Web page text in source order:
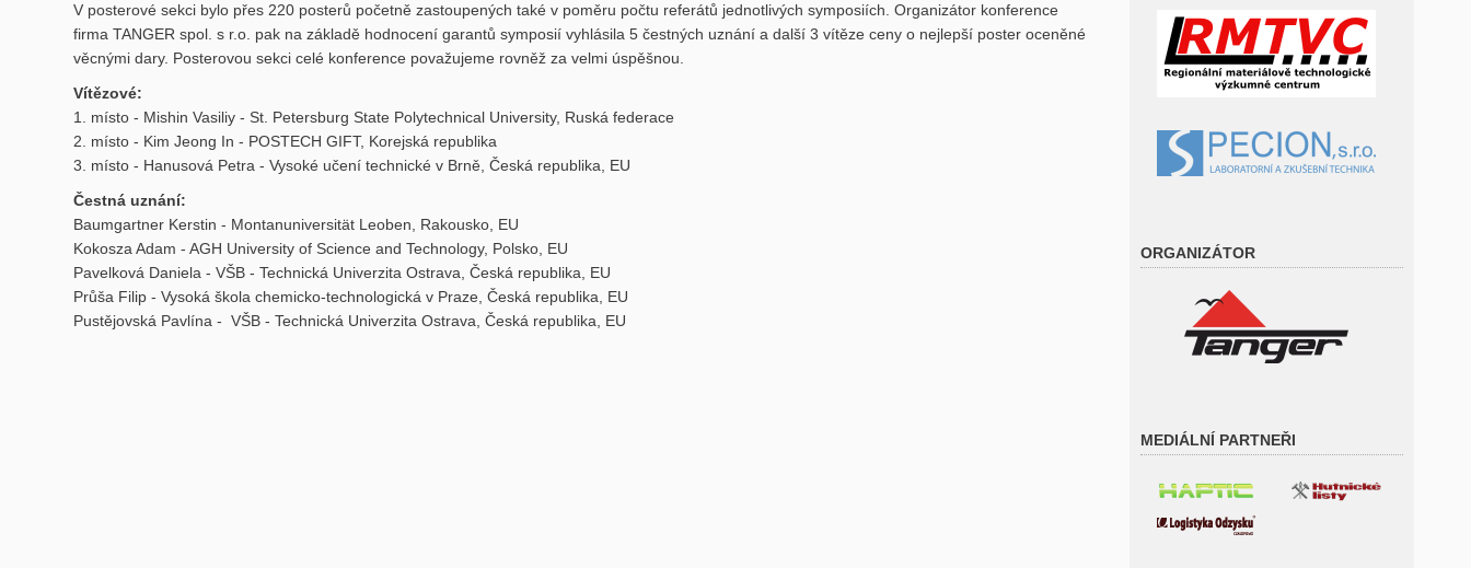
V posterové sekci bylo přes 220 posterů početně zastoupených také v poměru počtu referátů jednotlivých symposiích. Organizátor konference
firma TANGER spol. s r.o. pak na základě hodnocení garantů symposií vyhlásila 5 čestných uznání a další 3 vítěze ceny o nejlepší poster oceněné
věcnými dary. Posterovou sekci celé konference považujeme rovněž za velmi úspěšnou.
Vítězové:
1. místo - Mishin Vasiliy - St. Petersburg State Polytechnical University, Ruská federace
2. místo - Kim Jeong In - POSTECH GIFT, Korejská republika
3. místo - Hanusová Petra - Vysoké učení technické v Brně, Česká republika, EU
Čestná uznání:
Baumgartner Kerstin - Montanuniversität Leoben, Rakousko, EU
Kokosza Adam - AGH University of Science and Technology, Polsko, EU
Pavelková Daniela - VŠB - Technická Univerzita Ostrava, Česká republika, EU
Průša Filip - Vysoká škola chemicko-technologická v Praze, Česká republika, EU
Pustějovská Pavlína - VŠB - Technická Univerzita Ostrava, Česká republika, EU
ORGANIZÁTOR
MEDIÁLNÍ PARTNEŘI